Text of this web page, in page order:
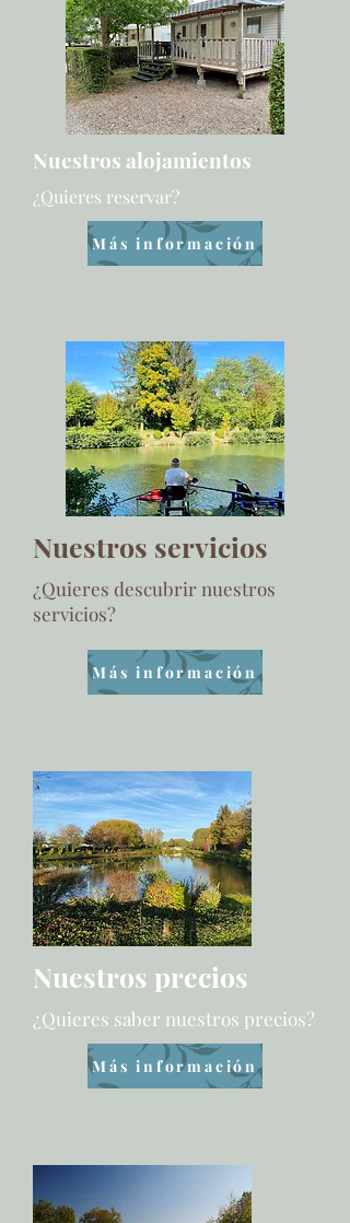
Nuestros alojamientos
¿Quieres reservar?
Más información
Nuestros servicios
¿Quieres descubrir nuestros
servicios?
Más información
Nuestros precios
¿Quieres saber nuestros precios?
Más información